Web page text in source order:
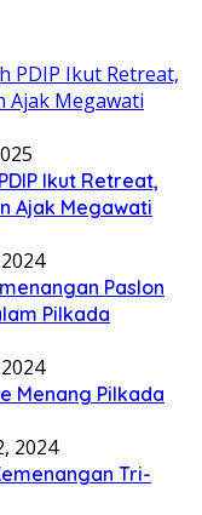
Ikut Retreat,
Ajak Megawati
Paslon
Pilkada
Menang Pilkada
2024
Tri-